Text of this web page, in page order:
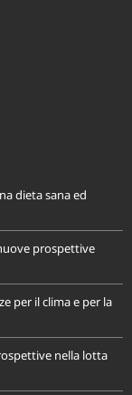
dieta sana ed
prospettive
per il clima e per la
nella lotta